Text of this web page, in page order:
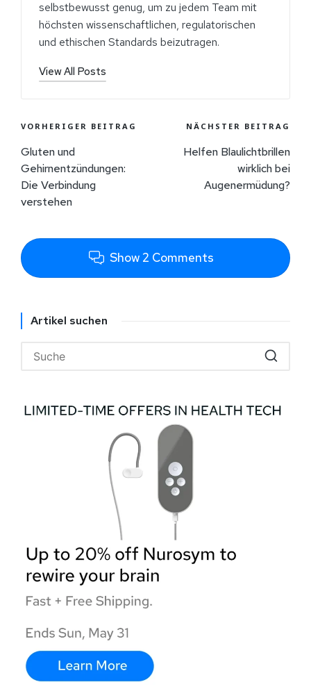
selbstbewusst genug, um zu jedem Team mit
höchsten wissenschaftlichen, regulatorischen
und ethischen Standards beizutragen.
View All Posts
VORHERIGER BEITRAG
Gluten und
Gehirnentzündungen:
Die Verbindung
verstehen
NÄCHSTER BEITRAG
Helfen Blaulichtbrillen
wirklich bei
Augenermüdung?
Show 2 Comments
Artikel suchen